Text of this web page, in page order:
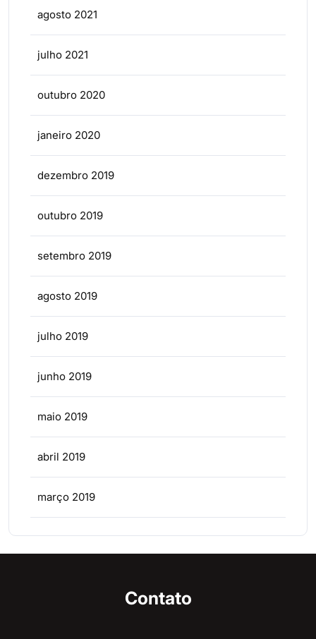
agosto 2021
julho 2021
outubro 2020
janeiro 2020
dezembro 2019
outubro 2019
setembro 2019
agosto 2019
julho 2019
junho 2019
maio 2019
abril 2019
março 2019
Contato